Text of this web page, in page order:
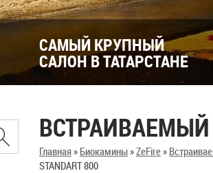
САМЫЙ КРУПНЫЙ
САЛОН В ТАТАРСТАНЕ
ВСТРАИВАЕМЫЙ
Главная» Биокамины»ZeFire»
STANDART 800